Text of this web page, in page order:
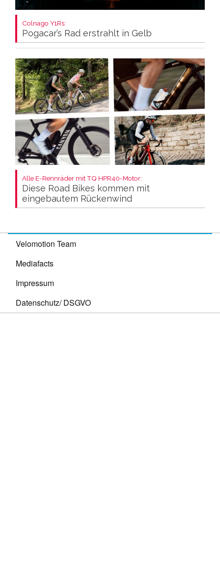
Colnago Y1Rs:
Pogacar’s Rad erstrahlt in Gelb
Alle E-Rennräder mit TQ HPR40-Motor:
Diese Road Bikes kommen mit
eingebautem Rückenwind
Velomotion Team
Mediafacts
Impressum
Datenschutz/ DSGVO